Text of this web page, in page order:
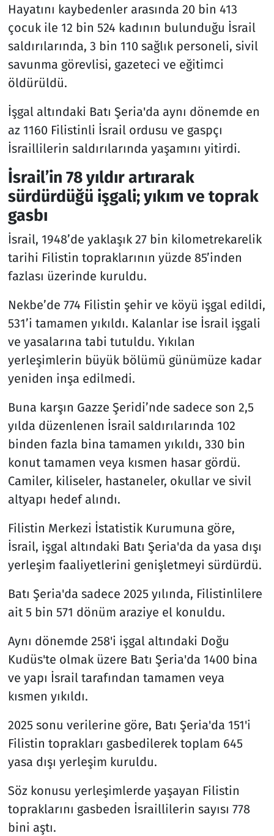
Hayatını kaybedenler arasında 20 bin 413
çocuk ile 12 bin 524 kadının bulunduğu İsrail
saldırılarında, 3 bin 110 sağlık personeli, sivil
savunma görevlisi, gazeteci ve eğitimci
öldürüldü.
İşgal altındaki Batı Şeria'da aynı dönemde en
az 1160 Filistinli İsrail ordusu ve gaspçı
İsraillilerin saldırılarında yaşamını yitirdi.
İsrail’in 78 yıldır artırarak
sürdürdüğü işgali; yıkım ve toprak
gasbı
İsrail, 1948’de yaklaşık 27 bin kilometrekarelik
tarihi Filistin topraklarının yüzde 85’inden
fazlası üzerinde kuruldu.
Nekbe’de 774 Filistin şehir ve köyü işgal edildi,
531’i tamamen yıkıldı. Kalanlar ise İsrail işgali
ve yasalarına tabi tutuldu. Yıkılan
yerleşimlerin büyük bölümü günümüze kadar
yeniden inşa edilmedi.
Buna karşın Gazze Şeridi’nde sadece son 2,5
yılda düzenlenen İsrail saldırılarında 102
binden fazla bina tamamen yıkıldı, 330 bin
konut tamamen veya kısmen hasar gördü.
Camiler, kiliseler, hastaneler, okullar ve sivil
altyapı hedef alındı.
Filistin Merkezi İstatistik Kurumuna göre,
İsrail, işgal altındaki Batı Şeria'da da yasa dışı
yerleşim faaliyetlerini genişletmeyi sürdürdü.
Batı Şeria'da sadece 2025 yılında, Filistinlilere
ait 5 bin 571 dönüm araziye el konuldu.
Aynı dönemde 258'i işgal altındaki Doğu
Kudüs'te olmak üzere Batı Şeria'da 1400 bina
ve yapı İsrail tarafından tamamen veya
kısmen yıkıldı.
2025 sonu verilerine göre, Batı Şeria'da 151'i
Filistin toprakları gasbedilerek toplam 645
yasa dışı yerleşim kuruldu.
Söz konusu yerleşimlerde yaşayan Filistin
topraklarını gasbeden İsraillilerin sayısı 778
bini aştı.